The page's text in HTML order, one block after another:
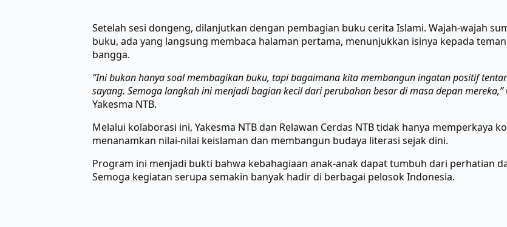
Setelah sesi dongeng, dilanjutkan dengan pembagian buku cerita Islami. Wajah-wajah
buku, ada yang langsung membaca halaman pertama, menunjukkan isinya kepada
bangga.
“Ini bukan hanya soal membagikan buku, tapi bagaimana kita membangun ingatan positif
sayang. Semoga langkah ini menjadi bagian kecil dari perubahan besar di masa depan mereka,”
Yakesma NTB.
Melalui kolaborasi ini, Yakesma NTB dan Relawan Cerdas NTB tidak hanya memperkaya
menanamkan nilai-nilai keislaman dan membangun budaya literasi sejak dini.
Program ini menjadi bukti bahwa kebahagiaan anak-anak dapat tumbuh dari perhatian
Semoga kegiatan serupa semakin banyak hadir di berbagai pelosok Indonesia.